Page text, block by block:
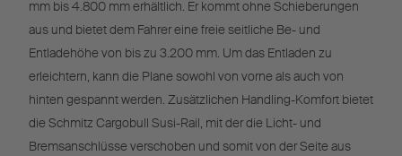
mm bis 4.800 mm erhältlich. Er kommt ohne Schieberungen
aus und bietet dem Fahrer eine freie seitliche Be- und
Entladehöhe von bis zu 3.200 mm. Um das Entladen zu
erleichtern, kann die Plane sowohl von vorne als auch von
hinten gespannt werden. Zusätzlichen Handling-Komfort bietet
die Schmitz Cargobull Susi-Rail, mit der die Licht- und
Bremsanschlüsse verschoben und somit von der Seite aus